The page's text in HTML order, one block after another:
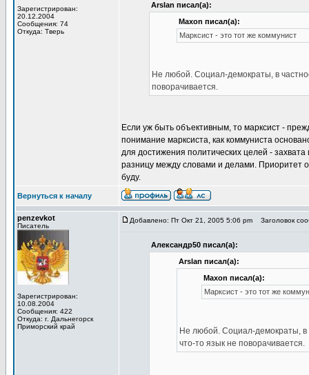
Зарегистрирован:
20.12.2004
Сообщения: 74
Откуда: Тверь
Arslan писал(а):
Maxon писал(а):
Марксист - это тот же коммунист
Не любой. Социал-демократы, в
поворачивается.
Если уж быть объективным, то марксист -
понимание марксиста, как коммуниста
для достижения политических целей -
разницу между словами и делами. Приоритет
буду.
Вернуться к началу
penzevkot
Писатель
Зарегистрирован:
10.08.2004
Сообщения: 422
Откуда: г. Дальнегорск
Приморский край
Добавлено: Пт Окт 21, 2005 5:06 pm Заголовок
Александр50 писал(а):
Arslan писал(а):
Maxon писал(а):
Марксист - это тот же
Не любой. Социал-демократы, в
что-то язык не поворачивается.